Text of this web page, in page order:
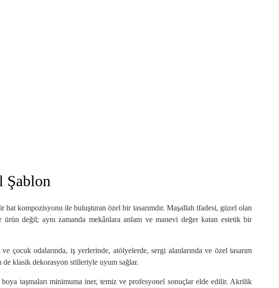
Şablon
kompozisyonu ile buluşturan özel bir tasarımdır. Maşallah ifadesi, güzel olan
değil; aynı zamanda mekânlara anlam ve manevi değer katan estetik bir
çocuk odalarında, iş yerlerinde, atölyelerde, sergi alanlarında ve özel tasarım
de klasik dekorasyon stilleriyle uyum sağlar.
boya taşmaları minimuma iner, temiz ve profesyonel sonuçlar elde edilir. Akrilik